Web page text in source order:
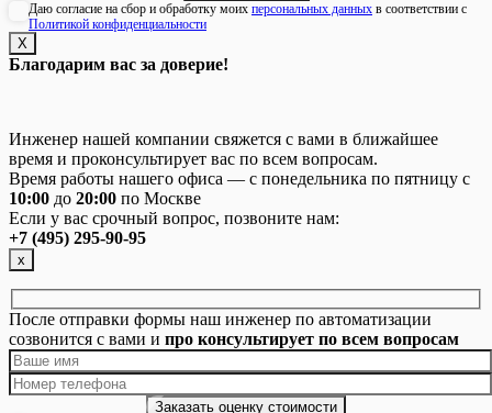
Даю согласие на сбор и обработку моих персональных данных в соответствии с
Политикой конфиденциальности
Х
Благодарим вас за доверие!
Инженер нашей компании свяжется с вами в ближайшее
время и проконсультирует вас по всем вопросам.
Время работы нашего офиса — с понедельника по пятницу с
10:00 до 20:00 по Москве
Если у вас срочный вопрос, позвоните нам:
+7 (495) 295-90-95
х
После отправки формы наш инженер по автоматизации
созвонится с вами и про консультирует по всем вопросам